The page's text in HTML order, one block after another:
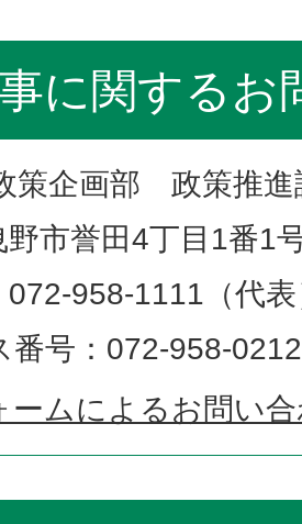
に関するお
策企画部 政策推進
野市誉田4丁目1番1
072-958-1111（代
番号：072-958-0212
ームによるお問い